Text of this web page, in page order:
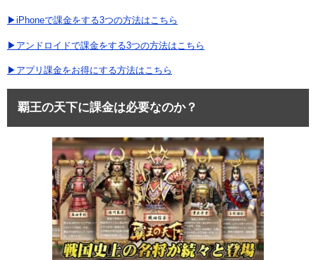
▶iPhoneで課金をする3つの方法はこちら
▶アンドロイドで課金をする3つの方法はこちら
▶アプリ課金をお得にする方法はこちら
覇王の天下に課金は必要なのか？